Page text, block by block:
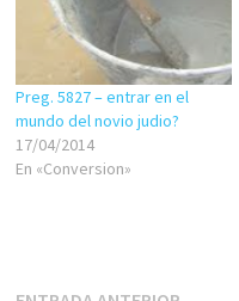
Preg. 5827 – entrar en el
mundo del novio judio?
17/04/2014
En «Conversion»